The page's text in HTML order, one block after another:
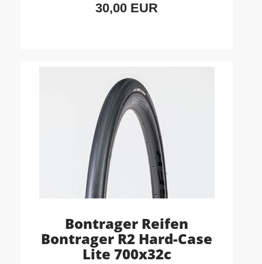
30,00 EUR
Bontrager Reifen
Bontrager R2 Hard-Case
Lite 700x32c